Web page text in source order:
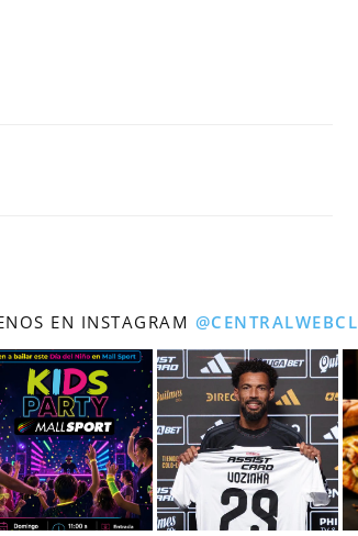
EN INSTAGRAM @CENTRALWEBCL